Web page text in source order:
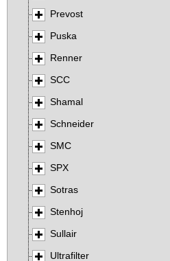
Prevost
Puska
Renner
SCC
Shamal
Schneider
SMC
SPX
Sotras
Stenhoj
Sullair
Ultrafilter